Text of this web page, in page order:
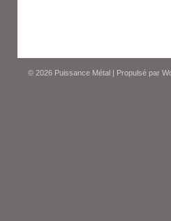
© 2026 Puissance Métal | Propulsé par